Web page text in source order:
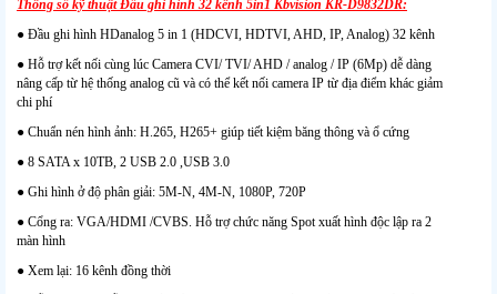
Thông số kỹ thuật Đầu ghi hình 32 kênh 5in1 Kbvision KR-D9832DR:
● Đầu ghi hình HDanalog 5 in 1 (HDCVI, HDTVI, AHD, IP, Analog) 32 kênh
● Hỗ trợ kết nối cùng lúc Camera CVI/ TVI/ AHD / analog / IP (6Mp) dễ dàng
nâng cấp từ hệ thống analog cũ và có thể kết nối camera IP từ địa điểm khác giảm
chi phí
● Chuẩn nén hình ảnh: H.265, H265+ giúp tiết kiệm băng thông và ổ cứng
● 8 SATA x 10TB, 2 USB 2.0 ,USB 3.0
● Ghi hình ở độ phân giải: 5M-N, 4M-N, 1080P, 720P
● Cổng ra: VGA/HDMI /CVBS. Hỗ trợ chức năng Spot xuất hình độc lập ra 2
màn hình
● Xem lại: 16 kênh đồng thời